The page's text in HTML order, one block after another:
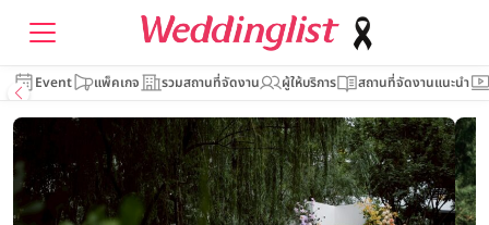
Event แพ็คเกจ รวมสถานที่จัดงาน ผู้ให้บริการ สถานที่จัดงานแนะนำ